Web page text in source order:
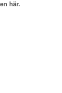
här.